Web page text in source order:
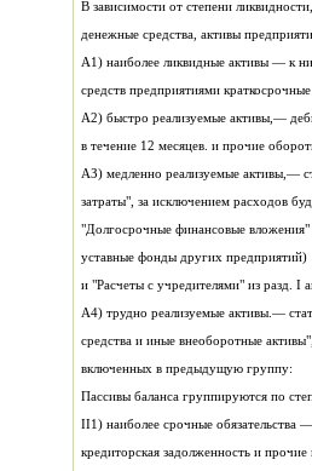
В зависимости от степени
денежные средства, активы
А1) наиболее ликвидные активы — к
средств предприятиями
А2) быстро реализуемые активы,—
в течение 12 месяцев. и прочие
АЗ) медленно реализуемые активы,—
затраты", за исключением расходов
"Долгосрочные финансовые
уставные фонды других предприятий)
и "Расчеты с учредителями" из разд. I
А4) трудно реализуемые активы.—
средства и иные внеоборотные
включенных в предыдущую группу:
Пассивы баланса группируются по
II1) наиболее срочные обязательства
кредиторская задолженность и